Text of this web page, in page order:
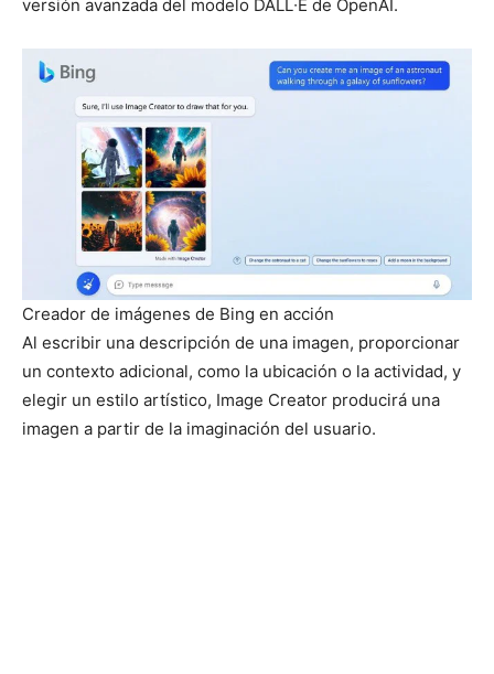
versión avanzada del modelo DALL∙E de OpenAI.
Creador de imágenes de Bing en acción
Al escribir una descripción de una imagen, proporcionar
un contexto adicional, como la ubicación o la actividad, y
elegir un estilo artístico, Image Creator producirá una
imagen a partir de la imaginación del usuario.